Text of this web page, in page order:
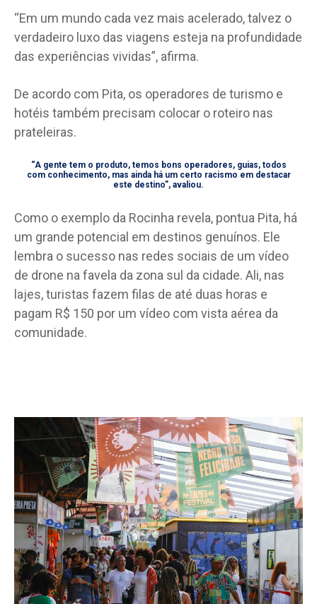
“Em um mundo cada vez mais acelerado, talvez o
verdadeiro luxo das viagens esteja na profundidade
das experiências vividas”, afirma.
De acordo com Pita, os operadores de turismo e
hotéis também precisam colocar o roteiro nas
prateleiras.
“A gente tem o produto, temos bons operadores, guias, todos
com conhecimento, mas ainda há um certo racismo em destacar
este destino”, avaliou.
Como o exemplo da Rocinha revela, pontua Pita, há
um grande potencial em destinos genuínos. Ele
lembra o sucesso nas redes sociais de um vídeo
de drone na favela da zona sul da cidade. Ali, nas
lajes, turistas fazem filas de até duas horas e
pagam R$ 150 por um vídeo com vista aérea da
comunidade.